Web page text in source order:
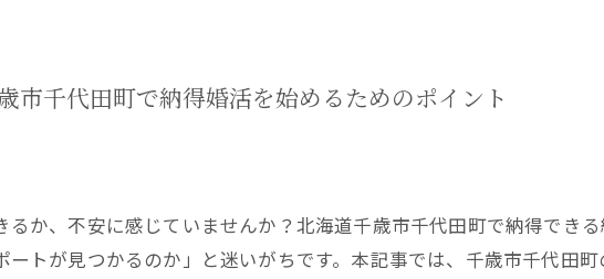
市千代田町で納得婚活を始めるためのポイント
か、不安に感じていませんか？北海道千歳市千代田町で納得でき
トが見つかるのか」と迷いがちです。本記事では、千歳市千代田